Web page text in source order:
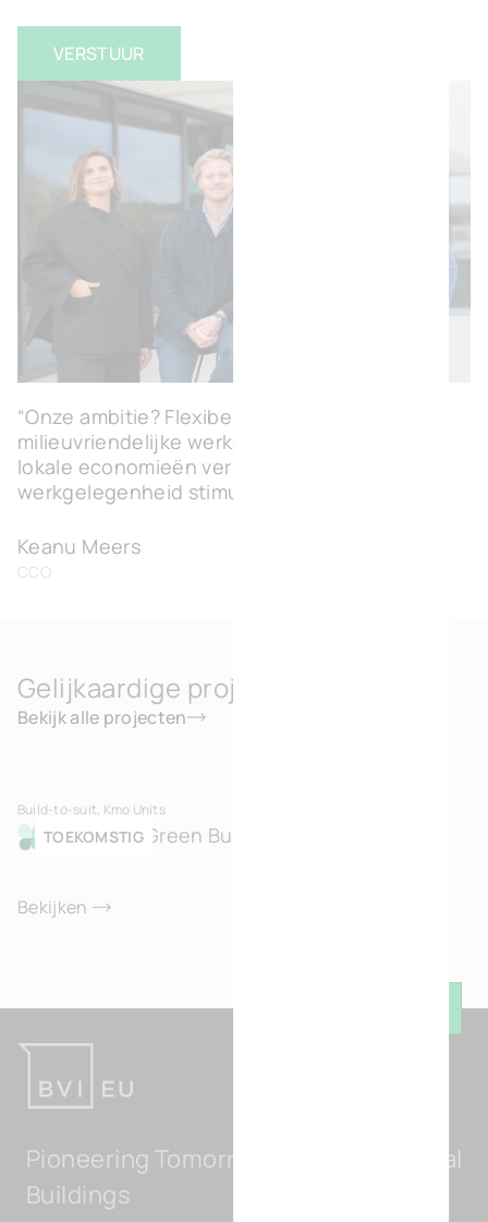
“Onze ambitie? Flexibele, modulaire en
milieuvriendelijke werkplekken creëren die
lokale economieën versterken en
werkgelegenheid stimuleren.”
Keanu Meers
CCO
Gelijkaardige projecten
Bekijk alle projecten
Merksem Green Business Park
Build-to-suit, Kmo Units
TOEKOMSTIG
Bekijken
Pioneering Tomorrow's Light Industrial
Buildings